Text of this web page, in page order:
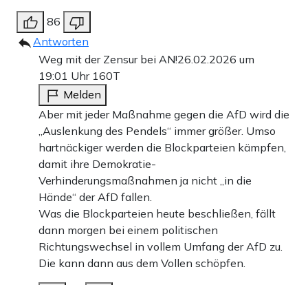
86
Antworten
Weg mit der Zensur bei AN!26.02.2026 um
19:01 Uhr 160T
Melden
Aber mit jeder Maßnahme gegen die AfD wird die
„Auslenkung des Pendels“ immer größer. Umso
hartnäckiger werden die Blockparteien kämpfen,
damit ihre Demokratie-
Verhinderungsmaßnahmen ja nicht „in die
Hände“ der AfD fallen.
Was die Blockparteien heute beschließen, fällt
dann morgen bei einem politischen
Richtungswechsel in vollem Umfang der AfD zu.
Die kann dann aus dem Vollen schöpfen.